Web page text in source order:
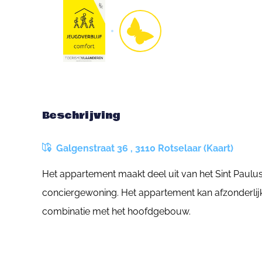
Beschrijving
Galgenstraat 36 , 3110 Rotselaar (Kaart)
Het appartement maakt deel uit van het Sint
conciergewoning. Het appartement kan
combinatie met het hoofdgebouw.